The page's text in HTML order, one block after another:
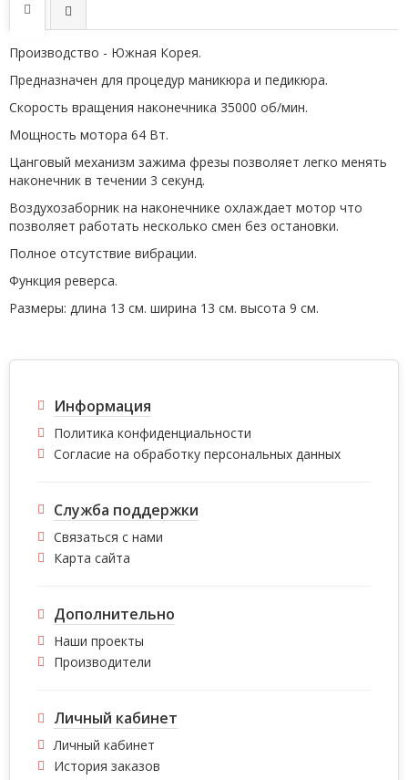
Производство - Южная Корея.
Предназначен для процедур маникюра и педикюра.
Скорость вращения наконечника 35000 об/мин.
Мощность мотора 64 Вт.
Цанговый механизм зажима фрезы позволяет легко менять
наконечник в течении 3 секунд.
Воздухозаборник на наконечнике охлаждает мотор что
позволяет работать несколько смен без остановки.
Полное отсутствие вибрации.
Функция реверса.
Размеры: длина 13 см. ширина 13 см. высота 9 см.
Информация
Политика конфиденциальности
Согласие на обработку персональных данных
Служба поддержки
Связаться с нами
Карта сайта
Дополнительно
Наши проекты
Производители
Личный кабинет
Личный кабинет
История заказов